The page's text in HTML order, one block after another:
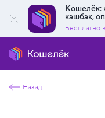
Кошелёк:
кэшбэк,
Бесплатно
Назад